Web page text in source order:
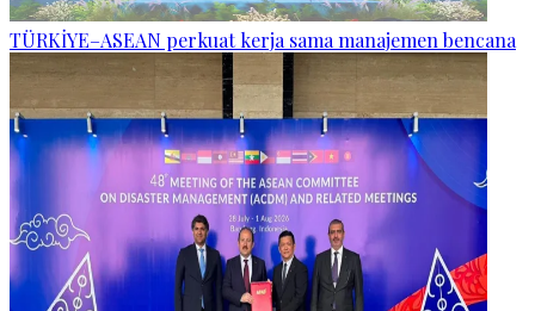
TÜRKİYE–ASEAN perkuat kerja sama manajemen bencana